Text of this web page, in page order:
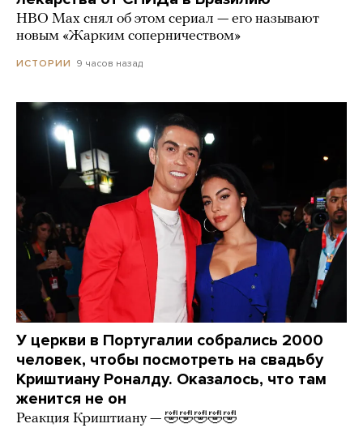
HBO Max снял об этом сериал — его называют
новым «Жарким соперничеством»
ИСТОРИИ 9 часов назад
У церкви в Португалии собрались 2000
человек, чтобы посмотреть на свадьбу
Криштиану Роналду. Оказалось, что там
женится не он
Реакция Криштиану — 🤣🤣🤣🤣🤣